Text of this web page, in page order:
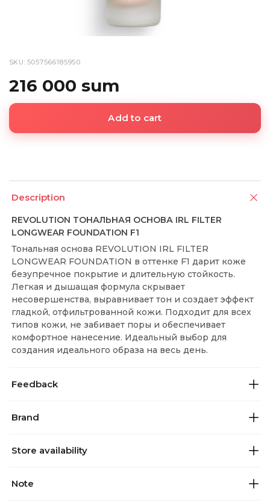
SKU: 5057566185950
216 000 sum
Add to cart
Description
REVOLUTION ТОНАЛЬНАЯ ОСНОВА IRL FILTER
LONGWEAR FOUNDATION F1
Тональная основа REVOLUTION IRL FILTER
LONGWEAR FOUNDATION в оттенке F1 дарит коже
безупречное покрытие и длительную стойкость.
Легкая и дышащая формула скрывает
несовершенства, выравнивает тон и создает эффект
гладкой, отфильтрованной кожи. Подходит для всех
типов кожи, не забивает поры и обеспечивает
комфортное нанесение. Идеальный выбор для
создания идеального образа на весь день.
Feedback
Brand
Store availability
Note